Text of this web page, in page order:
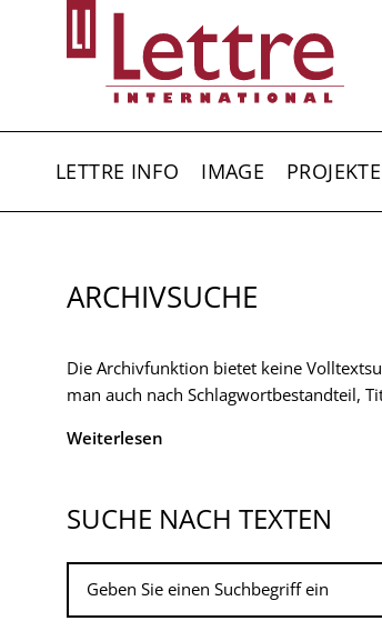
LETTRE INFO IMAGE PROJEKTE
ARCHIVSUCHE
Die Archivfunktion bietet keine
man auch nach Schlagwortbestandteil,
Weiterlesen
SUCHE NACH TEXTEN